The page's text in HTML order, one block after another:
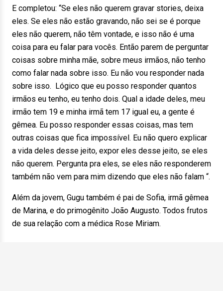
E completou: “Se eles não querem gravar stories, deixa
eles. Se eles não estão gravando, não sei se é porque
eles não querem, não têm vontade, e isso não é uma
coisa para eu falar para vocês. Então parem de perguntar
coisas sobre minha mãe, sobre meus irmãos, não tenho
como falar nada sobre isso. Eu não vou responder nada
sobre isso. Lógico que eu posso responder quantos
irmãos eu tenho, eu tenho dois. Qual a idade deles, meu
irmão tem 19 e minha irmã tem 17 igual eu, a gente é
gêmea. Eu posso responder essas coisas, mas tem
outras coisas que fica impossível. Eu não quero explicar
a vida deles desse jeito, expor eles desse jeito, se eles
não querem. Pergunta pra eles, se eles não responderem
também não vem para mim dizendo que eles não falam “.
Além da jovem, Gugu também é pai de Sofia, irmã gêmea
de Marina, e do primogênito João Augusto. Todos frutos
de sua relação com a médica Rose Miriam.